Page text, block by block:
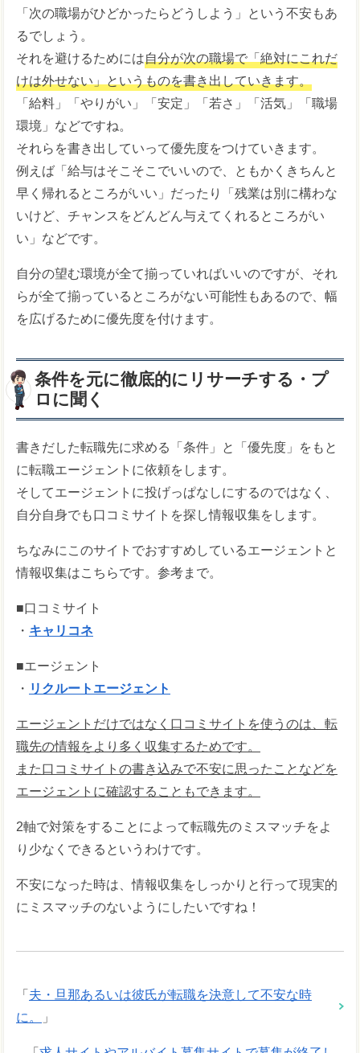
「次の職場がひどかったらどうしよう」という不安もあ
るでしょう。
それを避けるためには自分が次の職場で「絶対にこれだ
けは外せない」というものを書き出していきます。
「給料」「やりがい」「安定」「若さ」「活気」「職場
環境」などですね。
それらを書き出していって優先度をつけていきます。
例えば「給与はそこそこでいいので、ともかくきちんと
早く帰れるところがいい」だったり「残業は別に構わな
いけど、チャンスをどんどん与えてくれるところがい
い」などです。
自分の望む環境が全て揃っていればいいのですが、それ
らが全て揃っているところがない可能性もあるので、幅
を広げるために優先度を付けます。
条件を元に徹底的にリサーチする・プ
ロに聞く
書きだした転職先に求める「条件」と「優先度」をもと
に転職エージェントに依頼をします。
そしてエージェントに投げっぱなしにするのではなく、
自分自身でも口コミサイトを探し情報収集をします。
ちなみにこのサイトでおすすめしているエージェントと
情報収集はこちらです。参考まで。
■口コミサイト
・ キャリコネ
■エージェント
・ リクルートエージェント
エージェントだけではなく口コミサイトを使うのは、転
職先の情報をより多く収集するためです。
また口コミサイトの書き込みで不安に思ったことなどを
エージェントに確認することもできます。
2軸で対策をすることによって転職先のミスマッチをよ
り少なくできるというわけです。
不安になった時は、情報収集をしっかりと行って現実的
にミスマッチのないようにしたいですね！
「 夫・旦那あるいは彼氏が転職を決意して不安な時
に。
」